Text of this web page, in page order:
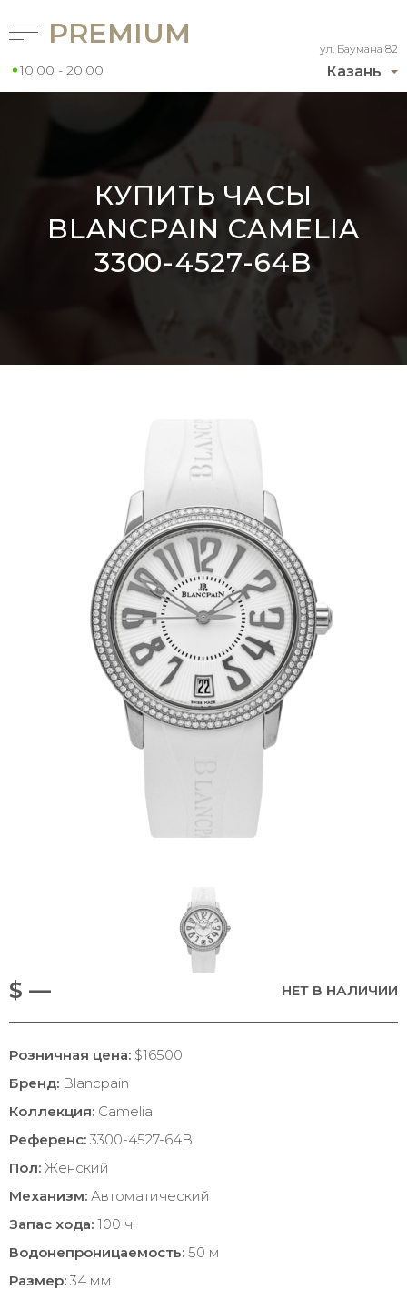
Казань
ул. Баумана 82
PREMIUM
10:00 - 20:00
КУПИТЬ ЧАСЫ
BLANCPAIN CAMELIA
3300-4527-64B
$ — НЕТ В НАЛИЧИИ
Розничная цена: $16500
Бренд: Blancpain
Коллекция: Camelia
Референс: 3300-4527-64B
Пол: Женский
Механизм: Автоматический
Запас хода: 100 ч.
Водонепроницаемость: 50 м
Размер: 34 мм